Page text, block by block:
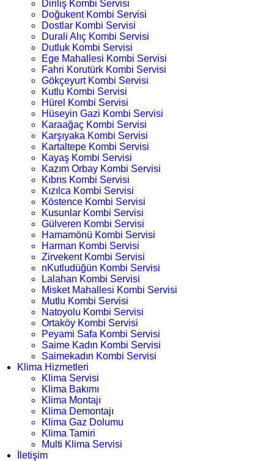
Diriliş Kombi Servisi
Doğukent Kombi Servisi
Dostlar Kombi Servisi
Durali Alıç Kombi Servisi
Dutluk Kombi Servisi
Ege Mahallesi Kombi Servisi
Fahri Korutürk Kombi Servisi
Gökçeyurt Kombi Servisi
Kutlu Kombi Servisi
Hürel Kombi Servisi
Hüseyin Gazi Kombi Servisi
Karaağaç Kombi Servisi
Karşıyaka Kombi Servisi
Kartaltepe Kombi Servisi
Kayaş Kombi Servisi
Kazım Orbay Kombi Servisi
Kıbrıs Kombi Servisi
Kızılca Kombi Servisi
Köstence Kombi Servisi
Kusunlar Kombi Servisi
Gülveren Kombi Servisi
Hamamönü Kombi Servisi
Harman Kombi Servisi
Zirvekent Kombi Servisi
nKutludüğün Kombi Servisi
Lalahan Kombi Servisi
Misket Mahallesi Kombi Servisi
Mutlu Kombi Servisi
Natoyolu Kombi Servisi
Ortaköy Kombi Servisi
Peyami Safa Kombi Servisi
Saime Kadın Kombi Servisi
Saimekadın Kombi Servisi
Klima Hizmetleri
Klima Servisi
Klima Bakımı
Klima Montajı
Klima Demontajı
Klima Gaz Dolumu
Klima Tamiri
Multi Klima Servisi
İletişim